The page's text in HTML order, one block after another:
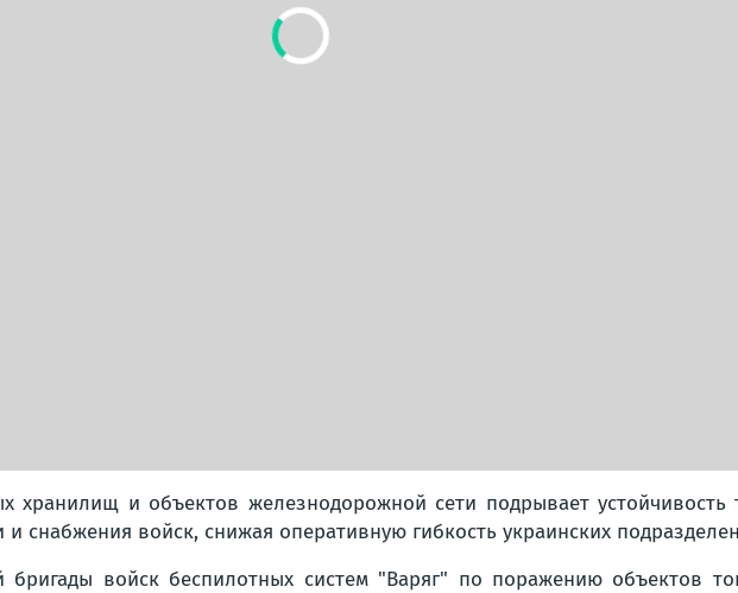
хранилищ и объектов железнодорожной сети подрывает
снабжения войск, снижая оперативную гибкость украинских
войск беспилотных систем "Варяг" по поражению объектов